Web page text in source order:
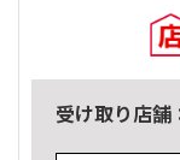
受け取り店舗